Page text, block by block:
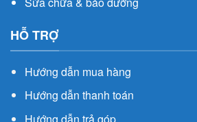
HỖ TRỢ
Hướng dẫn mua hàng
Hướng dẫn thanh toán
Hướng dẫn trả góp